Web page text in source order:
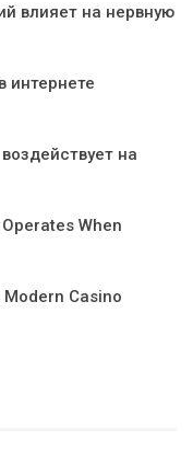
влияет на нервную
интернете
на
When
Casino